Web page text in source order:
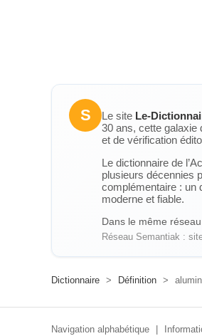
S Le site Le-
30 ans, cette galaxie
et de vérification
Le dictionnaire de
plusieurs décennies
complémentaire : un
moderne et fiable.
Dans le même
Réseau Semantiak :
Dictionnaire > Définition >
Navigation alphabétique